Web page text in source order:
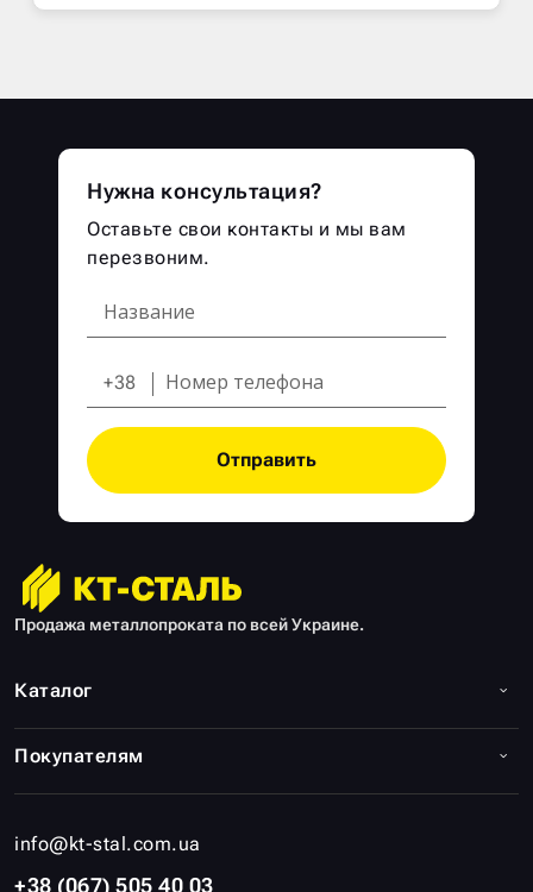
Продажа металлопроката по всей Украине.
info@kt-stal.com.ua
+38 (067) 505 40 03
Каталог
Покупателям
Нужна консультация?
Оставьте свои контакты и мы вам
перезвоним.
+38
Отправить